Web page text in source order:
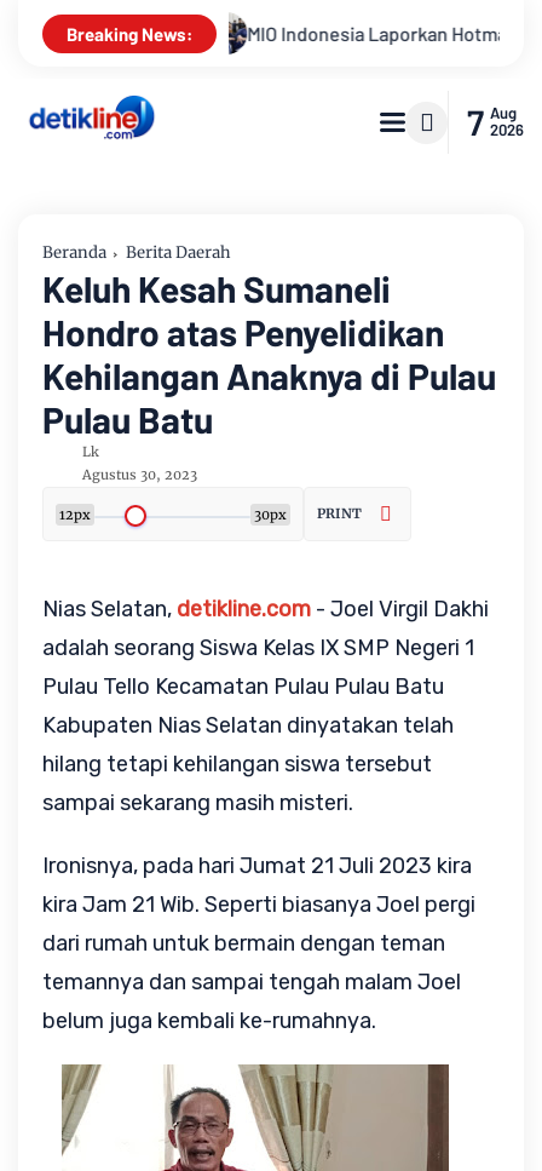
Breaking News:
Laporkan Hotman Paris ke Polda Metro Jaya Terkait
7 Aug
2026
Beranda Berita Daerah
Keluh Kesah Sumaneli
Hondro atas Penyelidikan
Kehilangan Anaknya di Pulau
Pulau Batu
Lk
Agustus 30, 2023
12px 30px PRINT
Nias Selatan, detikline.com - Joel Virgil Dakhi
adalah seorang Siswa Kelas IX SMP Negeri 1
Pulau Tello Kecamatan Pulau Pulau Batu
Kabupaten Nias Selatan dinyatakan telah
hilang tetapi kehilangan siswa tersebut
sampai sekarang masih misteri.
Ironisnya, pada hari Jumat 21 Juli 2023 kira
kira Jam 21 Wib. Seperti biasanya Joel pergi
dari rumah untuk bermain dengan teman
temannya dan sampai tengah malam Joel
belum juga kembali ke-rumahnya.